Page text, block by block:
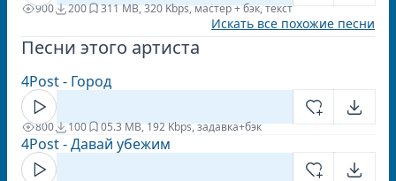
900 200 311 MB, 320 Kbps, мастер + бэк, текст
Искать все похожие песни
Песни этого артиста
4Post - Город
800 100 05.3 MB, 192 Kbps, задавка+бэк
4Post - Давай убежим